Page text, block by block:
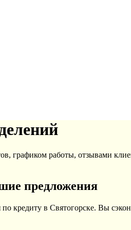
графиком работы, отзывами
предложения
кредиту в Святогорске. Вы